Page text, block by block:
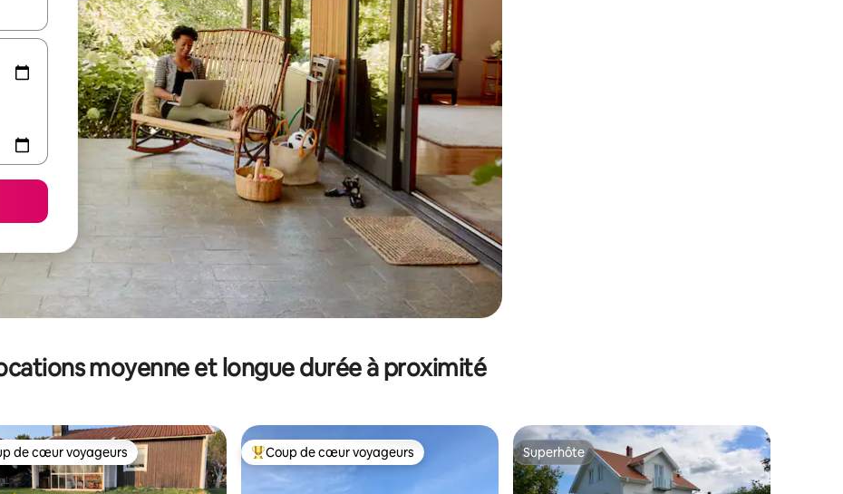
vers le haut et vers le bas pour les parcourir ou en appuyant et en faisant glisser.
moyenne et longue durée à proximité
de cœur voyageurs
de cœur voyageurs Coups de cœur voyageurs les plus appréciés
Coup de cœur voyageurs Superhôte
Superhôte